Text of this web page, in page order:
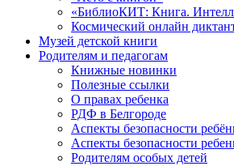
«БиблиоКИТ: Книга.
Космический онлайн
Музей детской книги
Родителям и педагогам
Книжные новинки
Полезные ссылки
О правах ребенка
РДФ в Белгороде
Аспекты безопасности
Аспекты безопасности
Родителям особых детей